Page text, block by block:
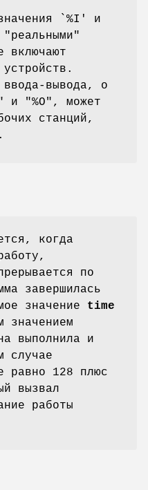
`%I' и
"реальными"
включают
ввода-вывода, о
и "%O", может
станций,
когда
по
завершилась
значение time
значением
выполнила и
случае
равно 128 плюс
вызвал
работы